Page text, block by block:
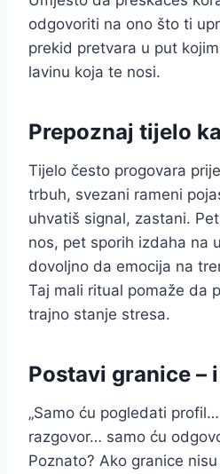
odgovoriti na ono što ti
prekid pretvara u put
lavinu koja te nosi.
Prepoznaj tijelo
Tijelo često progovara
trbuh, svezani rameni
uhvatiš signal, zastani.
nos, pet sporih izdaha na
dovoljno da emocija na
Taj mali ritual pomaže da
trajno stanje stresa.
Postavi granice –
„Samo ću pogledati
razgovor… samo ću
Poznato? Ako granice